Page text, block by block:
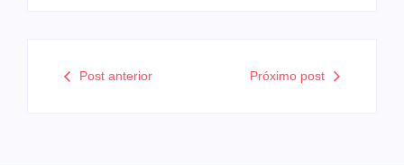
Post anterior Próximo post